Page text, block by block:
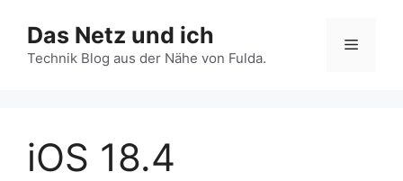
Inhalt
springen
Das Netz und ich
Technik Blog aus der Nähe von Fulda.
Menü
iOS 18.4